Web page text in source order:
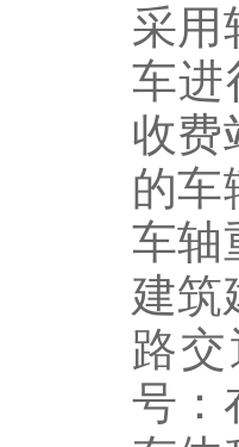
采用
车进
收费
的车
车轴
建筑
路
号：